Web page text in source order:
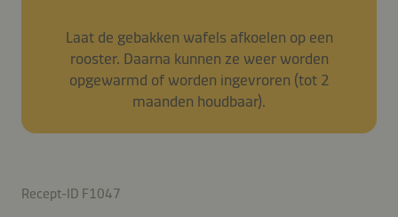
Laat de gebakken wafels afkoelen op een
rooster. Daarna kunnen ze weer worden
opgewarmd of worden ingevroren (tot 2
maanden houdbaar).
Recept-ID F1047